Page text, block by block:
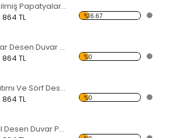
Elle Çizilmiş Papatyalar Forex Tablo
864 TL %16.67
Kargalar Desen Duvar Panosu
864 TL %0
Gün Batımı Ve Sörf Desen Duvar Panosu
864 TL %0
Kumsal Desen Duvar Panosu